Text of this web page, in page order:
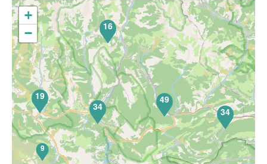
9
19
34
49
34
16
+
−